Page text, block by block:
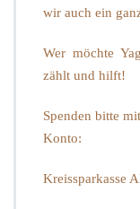
wir auch ein
Wer möchte
zählt und hilft!
Spenden bitte
Konto:
Kreissparkasse